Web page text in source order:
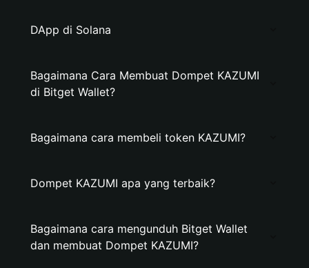
DApp di Solana
Bagaimana Cara Membuat Dompet KAZUMI
di Bitget Wallet?
Bagaimana cara membeli token KAZUMI?
Dompet KAZUMI apa yang terbaik?
Bagaimana cara mengunduh Bitget Wallet
dan membuat Dompet KAZUMI?